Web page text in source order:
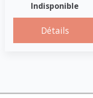
Indisponible
Détails